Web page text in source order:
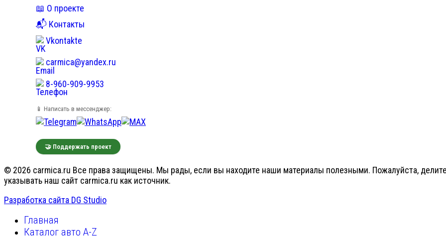
📖 О проекте
📬 Контакты
Vkontakte
carmica@yandex.ru
8-960-909-9953
📱 Написать в мессенджер:
🤝 Поддержать проект
© 2026 carmica.ru Все права защищены. Мы рады, если вы находите наши материалы полезными. Пожалуйста,
указывать наш сайт carmica.ru как источник.
Разработка сайта DG Studio
Главная
Каталог авто A-Z